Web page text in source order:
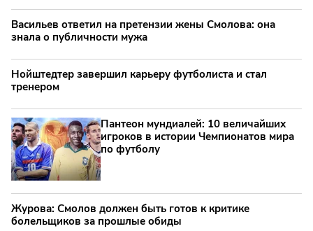
Васильев ответил на претензии жены Смолова: она
знала о публичности мужа
Нойштедтер завершил карьеру футболиста и стал
тренером
Пантеон мундиалей: 10 величайших
игроков в истории Чемпионатов мира
по футболу
Журова: Смолов должен быть готов к критике
болельщиков за прошлые обиды